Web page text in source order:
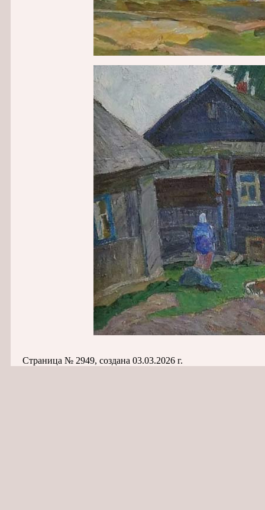
Страница № 2949, создана 03.03.2026 г.